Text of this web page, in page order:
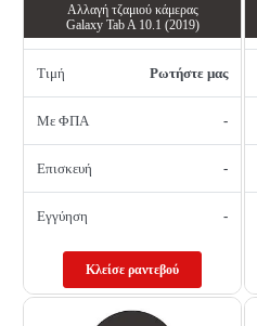
Αλλαγή τζαμιού κάμερας
Galaxy Tab A 10.1 (2019)
Τιμή Ρωτήστε μας
Με ΦΠΑ -
Επισκευή -
Εγγύηση -
Κλείσε ραντεβού